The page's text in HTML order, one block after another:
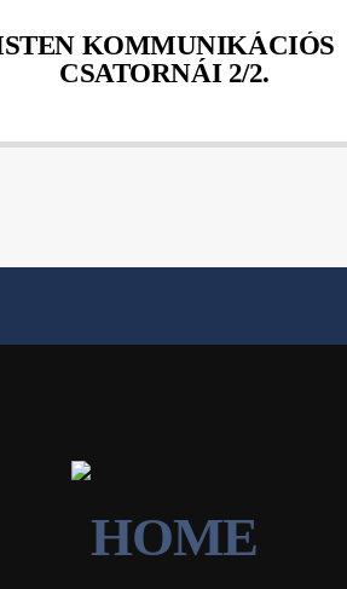
KOMMUNIKÁCIÓS
CSATORNÁI 2/2.